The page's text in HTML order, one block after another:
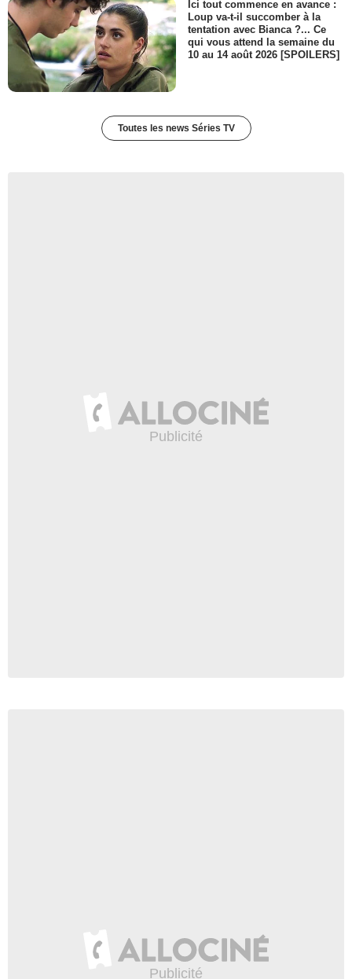
Ici tout commence en avance :
Loup va-t-il succomber à la
tentation avec Bianca ?... Ce
qui vous attend la semaine du
10 au 14 août 2026 [SPOILERS]
Toutes les news Séries TV